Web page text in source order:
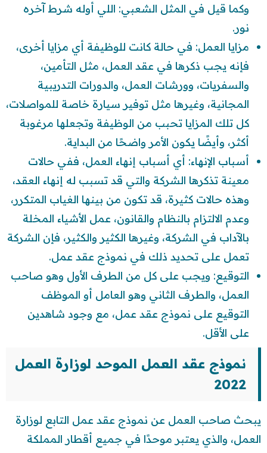
وكما قيل في المثل الشعبي: اللي أوله شرط آخره
نور.
مزايا العمل: في حالة كانت للوظيفة أي مزايا أخرى،
فإنه يجب ذكرها في عقد العمل، مثل التأمين،
والسفريات، وورشات العمل، والدورات التدريبية
المجانية، وغيرها مثل توفير سيارة خاصة للمواصلات،
كل تلك المزايا تحبب من الوظيفة وتجعلها مرغوبة
أكثر، وأيضًا يكون الأمر واضحًا من البداية.
أسباب الإنهاء: أي أسباب إنهاء العمل، ففي حالات
معينة تذكرها الشركة والتي قد تسبب له إنهاء العقد،
وهذه حالات كثيرة، قد تكون من بينها الغياب المتكرر،
وعدم الالتزام بالنظام والقانون، عمل الأشياء المخلة
بالآداب في الشركة، وغيرها الكثير والكثير، فإن الشركة
تعمل على تحديد ذلك في نموذج عقد عمل.
التوقيع: ويجب على كل من الطرف الأول وهو صاحب
العمل، والطرف الثاني وهو العامل أو الموظف
التوقيع على نموذج عقد عمل، مع وجود شاهدين
على الأقل.
نموذج عقد العمل الموحد لوزارة العمل
2022
يبحث صاحب العمل عن نموذج عقد عمل التابع لوزارة
العمل، والذي يعتبر موحدًا في جميع أقطار المملكة